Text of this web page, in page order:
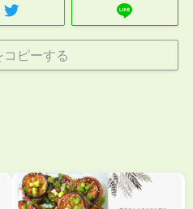
コピーする